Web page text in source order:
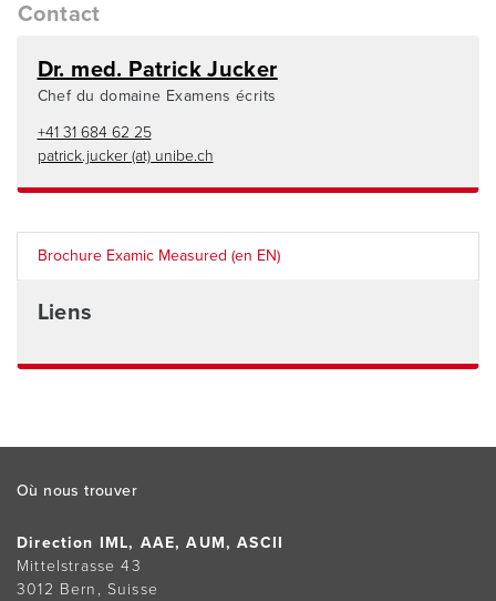
Contact
Dr. med. Patrick Jucker
Chef du domaine Examens écrits
+41 31 684 62 25
patrick.jucker (at) unibe.ch
Brochure Examic Measured (en EN)
Liens
Footer
Où nous trouver
Direction IML, AAE, AUM, ASCII
Mittelstrasse 43
3012 Bern, Suisse